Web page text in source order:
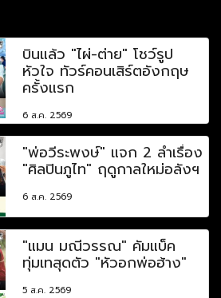
บินแล้ว "ไผ่-ต่าย" โชว์รูป
หัวใจ ทัวร์คอนเสิร์ตอังกฤษ
ครั้งแรก
6 ส.ค. 2569
"พ่อวีระพงษ์" แจก 2 ลำเรื่อง
"ศิลปินภูไท" ฤดูกาลใหม่อลังฯ
6 ส.ค. 2569
"แมน มณีวรรณ" คัมแบ็ค
ทุ่มเทสุดตัว "หัวอกพ่อฮ้าง"
5 ส.ค. 2569